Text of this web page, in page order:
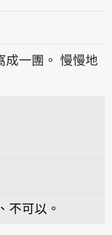
一團。 慢慢地
不可以。